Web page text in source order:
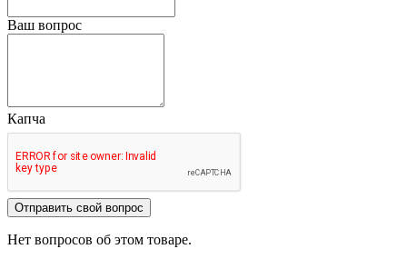
Ваш вопрос
Капча
Отправить свой вопрос
Нет вопросов об этом товаре.